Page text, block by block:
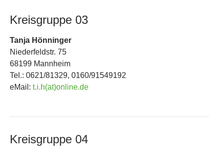
Kreisgruppe 03
Tanja Hönninger
Niederfeldstr. 75
68199 Mannheim
Tel.: 0621/81329, 0160/91549192
eMail: t.i.h(at)online.de
Kreisgruppe 04